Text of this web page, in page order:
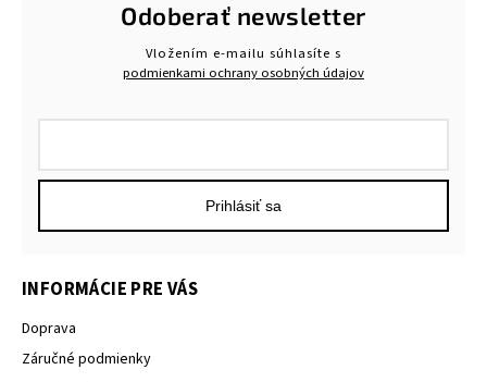
Odoberať newsletter
Vložením e-mailu súhlasíte s
podmienkami ochrany osobných údajov
Prihlásiť sa
INFORMÁCIE PRE VÁS
Doprava
Záručné podmienky